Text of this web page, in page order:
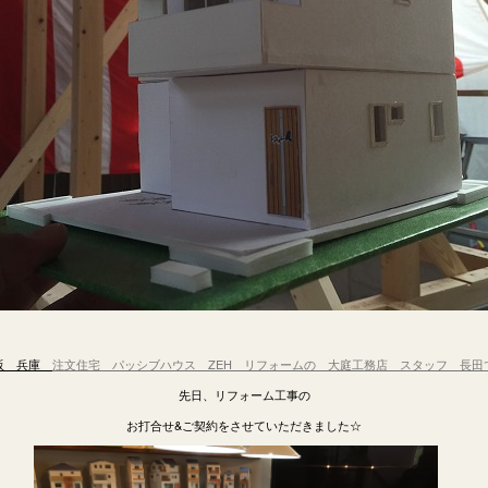
兵庫 注文住宅 パッシブハウス ZEH リフォームの 大庭工務店
スタッフ 長田
先日、リフォーム工事の
お打合せ&ご契約をさせていただきました☆